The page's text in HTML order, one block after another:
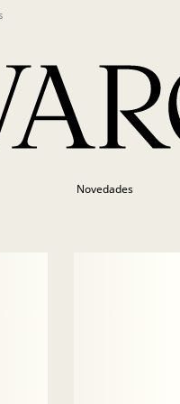
Novedades